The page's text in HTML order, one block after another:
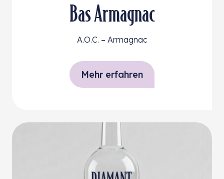
Bas Armagnac
A.O.C. – Armagnac
Mehr erfahren